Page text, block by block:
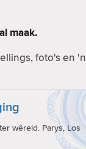
maak.
foto's en 'n
wêreld. Parys, Los